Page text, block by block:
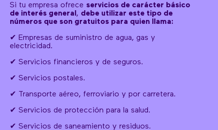
Si tu empresa ofrece servicios de carácter básico
de interés general, debe utilizar este tipo de
números que son gratuitos para quien llama:
✔ Empresas de suministro de agua, gas y
electricidad.
✔ Servicios financieros y de seguros.
✔ Servicios postales.
✔ Transporte aéreo, ferroviario y por carretera.
✔ Servicios de protección para la salud.
✔ Servicios de saneamiento y residuos.